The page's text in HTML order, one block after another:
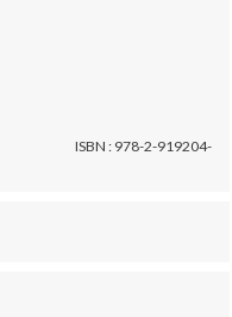
ISBN : 978-2-919204-